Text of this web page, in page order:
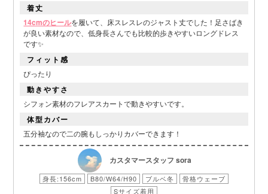
着丈
14cmのヒールを履いて、床スレスレのジャスト丈でした！足さばき
が良い素材なので、低身長さんでも比較的歩きやすいロングドレス
です✨
フィット感
ぴったり
動きやすさ
シフォン素材のフレアスカートで動きやすいです。
体型カバー
五分袖なので二の腕もしっかりカバーできます！
カスタマースタッフ sora
身長:156cm B80/W64/H90 ブルベ冬
骨格ウェーブ
Sサイズ着用